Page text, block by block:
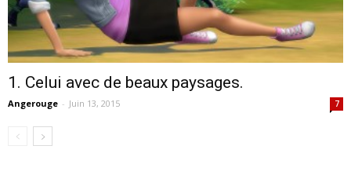
1. Celui avec de beaux paysages.
Angerouge - Juin 13, 2015 7